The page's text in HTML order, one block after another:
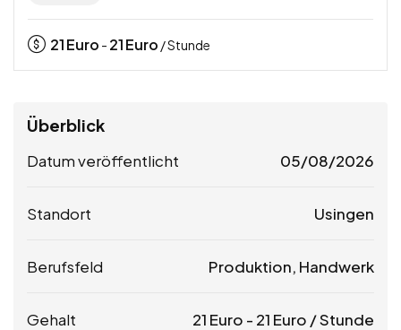
21Euro - 21Euro / Stunde
Überblick
Datum veröffentlicht 05/08/2026
Standort Usingen
Berufsfeld Produktion, Handwerk
Gehalt 21 Euro - 21 Euro / Stunde